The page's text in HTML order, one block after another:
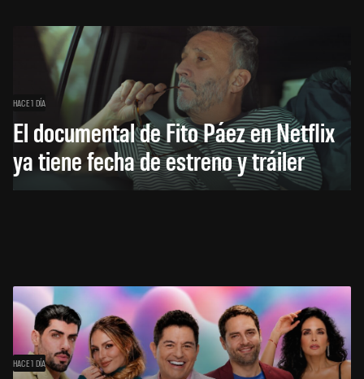
HACE 1 DÍA
El documental de Fito Páez en Netflix
ya tiene fecha de estreno y tráiler
HACE 1 DÍA